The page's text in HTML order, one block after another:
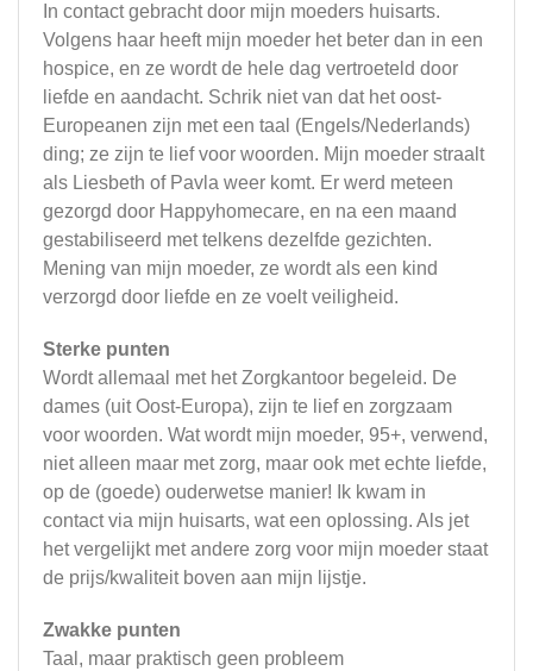
In contact gebracht door mijn moeders huisarts.
Volgens haar heeft mijn moeder het beter dan in een
hospice, en ze wordt de hele dag vertroeteld door
liefde en aandacht. Schrik niet van dat het oost-
Europeanen zijn met een taal (Engels/Nederlands)
ding; ze zijn te lief voor woorden. Mijn moeder straalt
als Liesbeth of Pavla weer komt. Er werd meteen
gezorgd door Happyhomecare, en na een maand
gestabiliseerd met telkens dezelfde gezichten.
Mening van mijn moeder, ze wordt als een kind
verzorgd door liefde en ze voelt veiligheid.
Sterke punten
Wordt allemaal met het Zorgkantoor begeleid. De
dames (uit Oost-Europa), zijn te lief en zorgzaam
voor woorden. Wat wordt mijn moeder, 95+, verwend,
niet alleen maar met zorg, maar ook met echte liefde,
op de (goede) ouderwetse manier! Ik kwam in
contact via mijn huisarts, wat een oplossing. Als jet
het vergelijkt met andere zorg voor mijn moeder staat
de prijs/kwaliteit boven aan mijn lijstje.
Zwakke punten
Taal, maar praktisch geen probleem